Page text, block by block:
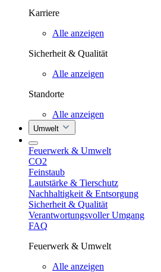
Karriere
Alle anzeigen
Sicherheit & Qualität
Alle anzeigen
Standorte
Alle anzeigen
Umwelt
Feuerwerk & Umwelt
CO2
Feinstaub
Lautstärke & Tierschutz
Nachhaltigkeit & Entsorgung
Sicherheit & Qualität
Verantwortungsvoller Umgang
FAQ
Feuerwerk & Umwelt
Alle anzeigen